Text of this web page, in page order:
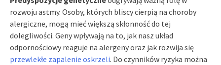
rozwoju astmy. Osoby, których bliscy cierpią na choroby
alergiczne, mogą mieć większą skłonność do tej
dolegliwości. Geny wpływają na to, jak nasz układ
odpornościowy reaguje na alergeny oraz jak rozwija się
przewlekłe zapalenie oskrzeli. Do czynników ryzyka można